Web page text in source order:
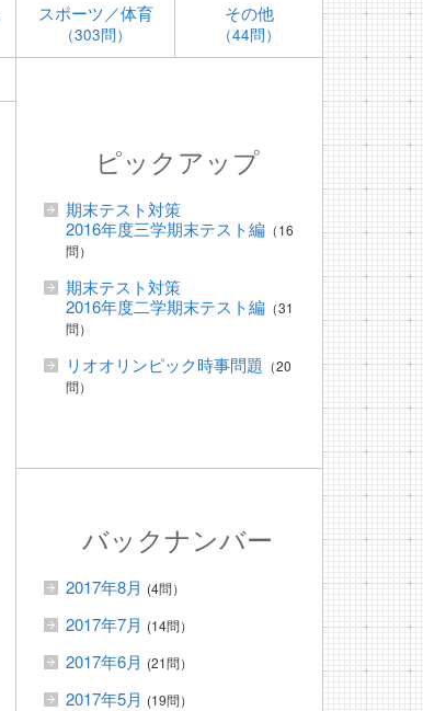
スポーツ／体育
（303問）
その他
（44問）
ピックアップ
期末テスト対策
2016年度三学期末テスト編 （16
問）
期末テスト対策
2016年度二学期末テスト編 （31
問）
リオオリンピック時事問題 （20
問）
バックナンバー
2017年8月 (4問）
2017年7月 (14問）
2017年6月 (21問）
2017年5月 (19問）